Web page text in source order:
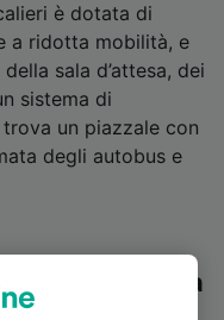
è dotata di
a ridotta mobilità, e
sala d’attesa, dei
sistema di
un piazzale con
degli autobus e
vicino alla